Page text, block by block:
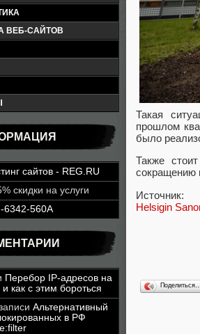
ВЕБ-САЙТОВ
сайтов - REG.RU
скидки на услуги
6342-560A
Перебор IP-адресов на
как с этим бороться
Альтернативный
в РФ
Такая
прошлом
было
Также
сокращению
Источник:
Helsigin
Поделиться…